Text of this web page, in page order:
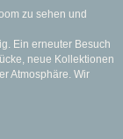
zu sehen und
Ein erneuter Besuch
neue Kollektionen
Atmosphäre. Wir